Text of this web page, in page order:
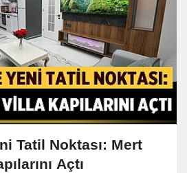
Tatil Noktası: Mert
Açtı